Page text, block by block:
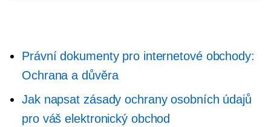
Právní dokumenty pro internetové obchody:
Ochrana a důvěra
Jak napsat zásady ochrany osobních údajů
pro váš elektronický obchod